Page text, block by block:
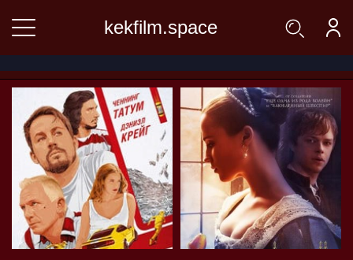
kekfilm.space